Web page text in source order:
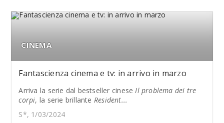
CINEMA
Fantascienza cinema e tv: in arrivo in marzo
Arriva la serie dal bestseller cineseIl problema dei tre
corpi, la serie brillante Resident...
S*, 1/03/2024